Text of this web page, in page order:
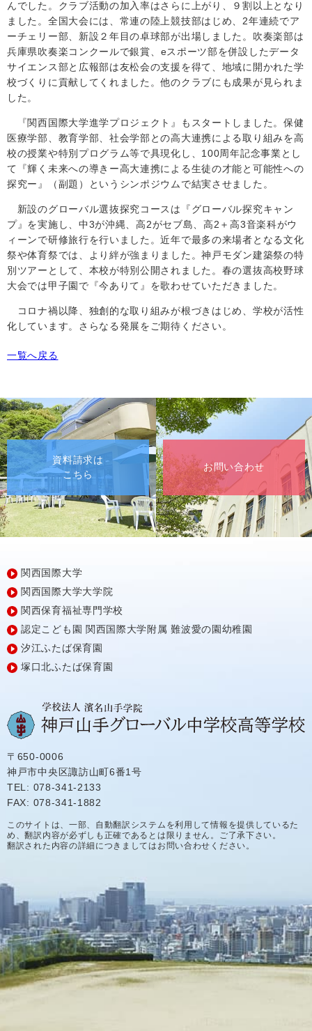
んでした。クラブ活動の加入率はさらに上がり、９割以上となり
ました。全国大会には、常連の陸上競技部はじめ、 2年連続でア
ーチェリー部、新設２年目の卓球部が出場しました。吹奏楽部は
兵庫県吹奏楽コンクールで銀賞、 eスポーツ部を併設したデータ
サイエンス部と広報部は友松会の支援を得て、地域に開かれた学
校づくりに貢献してくれました。他のクラブにも成果が見られま
した。
『関西国際大学進学プロジェクト』もスタートしました。保健
医療学部、教育学部、社会学部との高大連携による取り組みを高
校の授業や特別プログラム等で具現化し、 100周年記念事業とし
て『輝く未来への導きー高大連携による生徒の才能と可能性への
探究ー』（副題）というシンポジウムで結実させました。
新設のグローバル選抜探究コースは『グローバル探究キャン
プ』を実施し、中3が沖縄、高2がセブ島、高2 ＋高3音楽科がウ
ィーンで研修旅行を行いました。近年で最多の来場者となる文化
祭や体育祭では、より絆が強まりました。神戸モダン建築祭の特
別ツアーとして、本校が特別公開されました。春の選抜高校野球
大会では甲子園で『今ありて』を歌わせていただきました。
コロナ禍以降、独創的な取り組みが根づきはじめ、学校が活性
化しています。さらなる発展をご期待ください。
一覧へ戻る
資料請求は
こちら
お問い合わせ
関西国際大学
関西国際大学大学院
関西保育福祉専門学校
認定こども園 関西国際大学附属 難波愛の園幼稚園
汐江ふたば保育園
塚口北ふたば保育園
〒650-0006
神戸市中央区諏訪山町6番1号
TEL: 078-341-2133
FAX: 078-341-1882
このサイトは、一部、自動翻訳システムを利用して情報を提供しているた
め、翻訳内容が必ずしも正確であるとは限りません。ご了承下さい。
翻訳された内容の詳細につきましてはお問い合わせください。